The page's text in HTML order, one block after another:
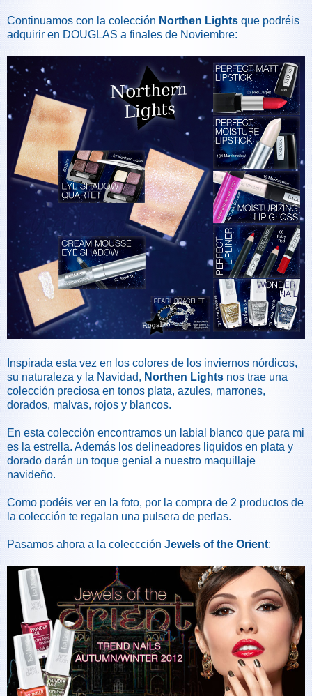
Continuamos con la colección Northen Lights que podréis
adquirir en DOUGLAS a finales de Noviembre:
Inspirada esta vez en los colores de los inviernos nórdicos,
su naturaleza y la Navidad, Northen Lights nos trae una
colección preciosa en tonos plata, azules, marrones,
dorados, malvas, rojos y blancos.
En esta colección encontramos un labial blanco que para mi
es la estrella. Además los delineadores liquidos en plata y
dorado darán un toque genial a nuestro maquillaje
navideño.
Como podéis ver en la foto, por la compra de 2 productos de
la colección te regalan una pulsera de perlas.
Pasamos ahora a la coleccción Jewels of the Orient: